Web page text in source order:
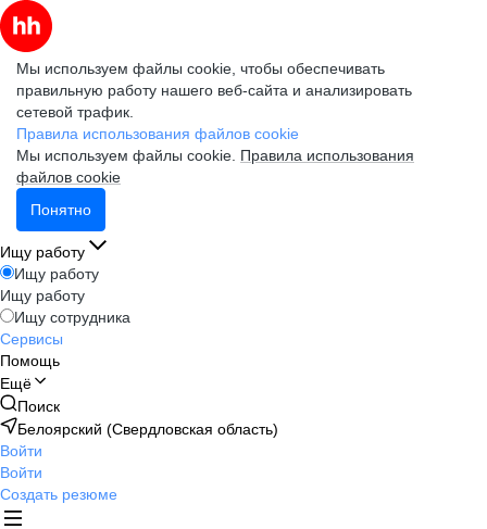
Мы используем файлы cookie, чтобы обеспечивать
правильную работу нашего веб-сайта и анализировать
сетевой трафик.
Правила использования файлов cookie
Мы используем файлы cookie. Правила использования
файлов cookie
Понятно
Ищу работу
Ищу работу
Ищу работу
Ищу сотрудника
Сервисы
Помощь
Ещё
Поиск
Белоярский (Свердловская область)
Войти
Войти
Создать резюме